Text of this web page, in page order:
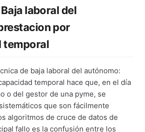
laboral del
por
temporal
de baja laboral del autónomo:
temporal hace que, en el día
o del gestor de una pyme, se
que son fácilmente
algoritmos de cruce de datos de
fallo es la confusión entre los